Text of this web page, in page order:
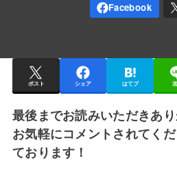
ポスト シェア はてブ
最後までお読みいただきあり
お気軽にコメントされてく
ております！